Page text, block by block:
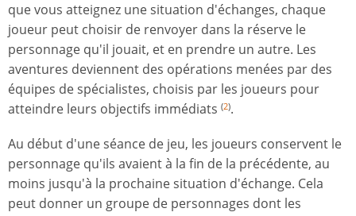
que vous atteignez une situation d'échanges, chaque
joueur peut choisir de renvoyer dans la réserve le
personnage qu'il jouait, et en prendre un autre. Les
aventures deviennent des opérations menées par des
équipes de spécialistes, choisis par les joueurs pour
atteindre leurs objectifs immédiats (2).
Au début d'une séance de jeu, les joueurs conservent le
personnage qu'ils avaient à la fin de la précédente, au
moins jusqu'à la prochaine situation d'échange. Cela
peut donner un groupe de personnages dont les